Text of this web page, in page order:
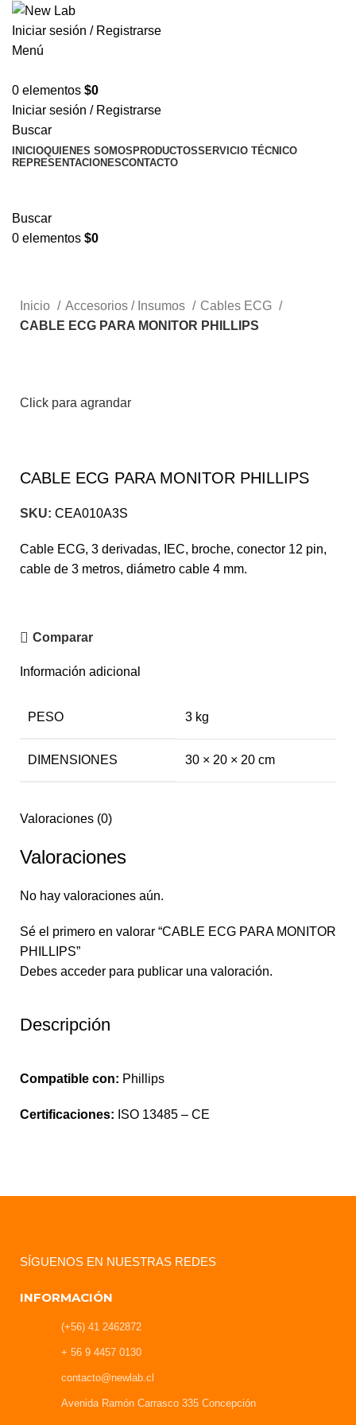
Iniciar sesión / Registrarse
Menú
0 elementos $0
Iniciar sesión / Registrarse
Buscar
INICIOQUIENES SOMOS PRODUCTOSSERVICIO TÉCNICO
REPRESENTACIONESCONTACTO
Buscar
0 elementos $0
Inicio Accesorios / Insumos
Cables ECG
CABLE ECG PARA MONITOR PHILLIPS
Click para agrandar
CABLE ECG PARA MONITOR PHILLIPS
SKU: CEA010A3S
Cable ECG, 3 derivadas, IEC, broche, conector 12 pin,
cable de 3 metros, diámetro cable 4 mm.
Comparar
Información adicional
PESO 3 kg
DIMENSIONES 30 × 20 × 20 cm
Valoraciones (0)
Valoraciones
No hay valoraciones aún.
Sé el primero en valorar “CABLE ECG PARA MONITOR
PHILLIPS”
Debes acceder para publicar una valoración.
Descripción
Compatible con: Phillips
Certificaciones: ISO 13485 – CE
SÍGUENOS EN NUESTRAS REDES
INFORMACIÓN
(+56) 41 2462872
+ 56 9 4457 0130
contacto@newlab.cl
Avenida Ramón Carrasco 335 Concepción